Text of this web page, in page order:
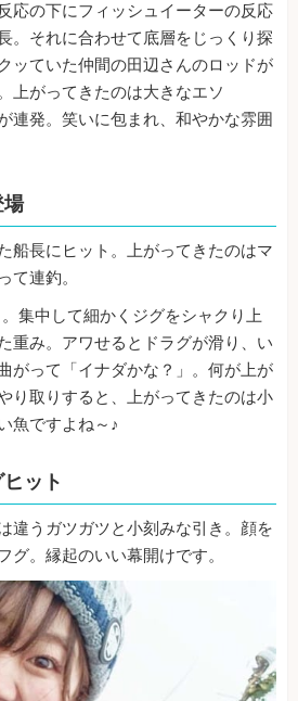
応の下にフィッシュイーターの反応
。それに合わせて底層をじっくり探
ッていた仲間の田辺さんのロッドが
上がってきたのは大きなエソ
連発。笑いに包まれ、和やかな雰囲
場
船長にヒット。上がってきたのはマ
て連釣。
集中して細かくジグをシャクり上
重み。アワせるとドラグが滑り、い
がって「イナダかな？」。何が上が
り取りすると、上がってきたのは小
魚ですよね～♪
ット
違うガツガツと小刻みな引き。顔を
グ。縁起のいい幕開けです。